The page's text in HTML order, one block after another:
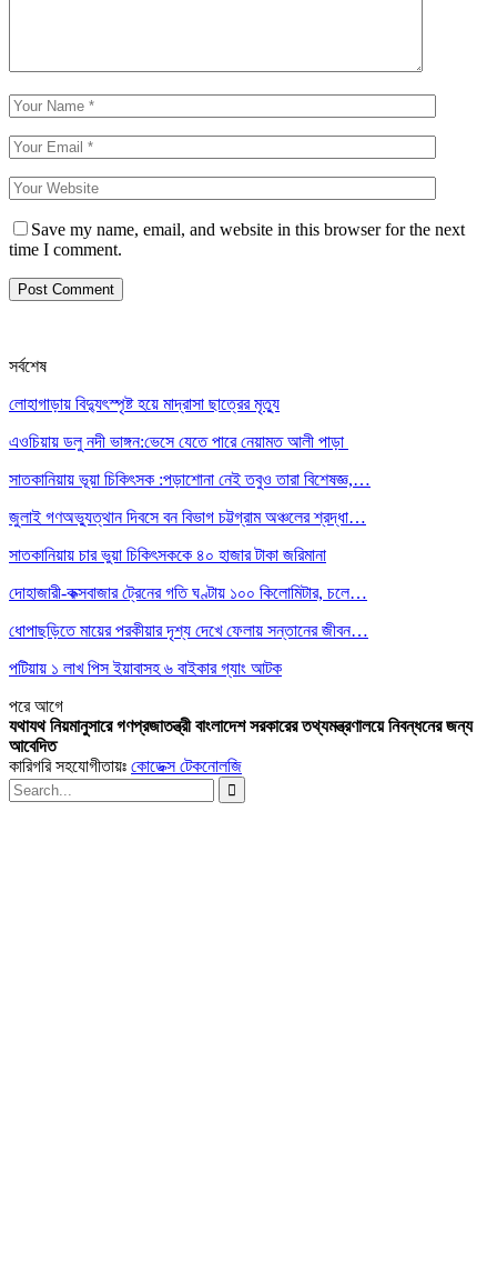
Save my name, email, and website in this browser for the next
time I comment.
সর্বশেষ
লোহাগাড়ায় বিদ্যুৎস্পৃষ্ট হয়ে মাদ্রাসা ছাত্রের মৃত্যু
এওচিয়ায় ডলু নদী ভাঙ্গন:ভেসে যেতে পারে নেয়ামত আলী পাড়া
সাতকানিয়ায় ভূয়া চিকিৎসক :পড়াশোনা নেই তবুও তারা বিশেষজ্ঞ,…
জুলাই গণঅভ্যুত্থান দিবসে বন বিভাগ চট্টগ্রাম অঞ্চলের শ্রদ্ধা…
সাতকানিয়ায় চার ভুয়া চিকিৎসককে ৪০ হাজার টাকা জরিমানা
দোহাজারী-কক্সবাজার ট্রেনের গতি ঘণ্টায় ১০০ কিলোমিটার, চলে…
ধোপাছড়িতে মায়ের পরকীয়ার দৃশ্য দেখে ফেলায় সন্তানের জীবন…
পটিয়ায় ১ লাখ পিস ইয়াবাসহ ৬ বাইকার গ্যাং আটক
পরেআগে
যথাযথ নিয়মানুসারে গণপ্রজাতন্ত্রী বাংলাদেশ সরকারের তথ্যমন্ত্রণালয়ে নিবন্ধনের জন্য
আবেদিত
কারিগরি সহযোগীতায়ঃ কোডেক্স টেকনোলজি